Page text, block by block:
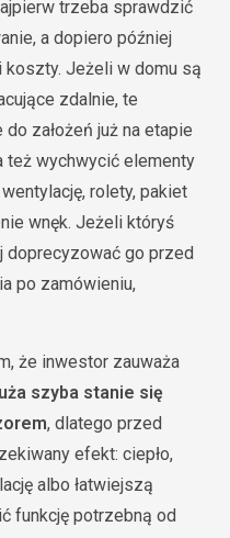
trzeba sprawdzić
a dopiero później
koszty. Jeżeli w domu są
zdalnie, te
założeń już na etapie
też wychwycić elementy
rolety, pakiet
wnęk. Jeżeli któryś
doprecyzować go przed
po zamówieniu,
że inwestor zauważa
szyba stanie się
, dlatego przed
efekt: ciepło,
albo łatwiejszą
funkcję potrzebną od